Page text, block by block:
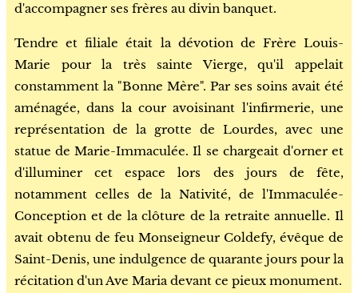
d'accompagner ses frères au divin banquet.
Tendre et filiale était la dévotion de Frère Louis-
Marie pour la très sainte Vierge, qu'il appelait
constamment la "Bonne Mère". Par ses soins avait été
aménagée, dans la cour avoisinant l'infirmerie, une
représentation de la grotte de Lourdes, avec une
statue de Marie-Immaculée. Il se chargeait d'orner et
d'illuminer cet espace lors des jours de fête,
notamment celles de la Nativité, de l'Immaculée-
Conception et de la clôture de la retraite annuelle. Il
avait obtenu de feu Monseigneur Coldefy, évêque de
Saint-Denis, une indulgence de quarante jours pour la
récitation d'un Ave Maria devant ce pieux monument.